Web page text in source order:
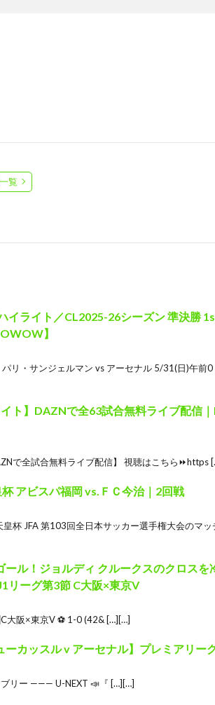
覧
イライト／CL2025-26シーズン 準決勝
】
リ・サンジェルマン vs アーセナル 5/31(日)午
ト】DAZNで全63試合無料ライブ配信
で全試合無料ライブ配信】 視聴はこちら⏩️https
アビスパ福岡 vs.ＦＣ今治｜2回戦
杯 JFA 第103回全日本サッカー選手権大会のマッ
ール！ジョルディ クルークスのクロスを
リーグ第3節 C大阪×東京V
大阪×東京V ⚽ 1-0 (42& […][…]
ーカッスル v アーセナル】プレミアリー
ブリー ——— U-NEXT 📣『 […][…]